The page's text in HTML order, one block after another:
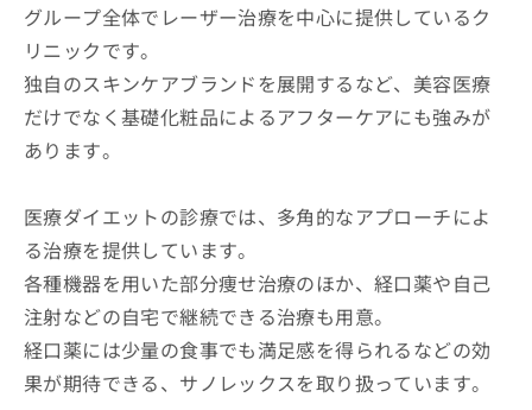
グループ全体でレーザー治療を中心に提供しているク
リニックです。
独自のスキンケアブランドを展開するなど、美容医療
だけでなく基礎化粧品によるアフターケアにも強みが
あります。
医療ダイエットの診療では、多角的なアプローチによ
る治療を提供しています。
各種機器を用いた部分痩せ治療のほか、経口薬や自己
注射などの自宅で継続できる治療も用意。
経口薬には少量の食事でも満足感を得られるなどの効
果が期待できる、サノレックスを取り扱っています。